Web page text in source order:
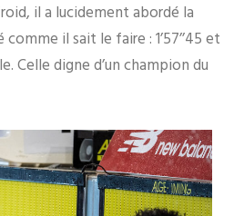
il a lucidement abordé la
il sait le faire : 1’57’’45 et
Celle digne d’un champion du